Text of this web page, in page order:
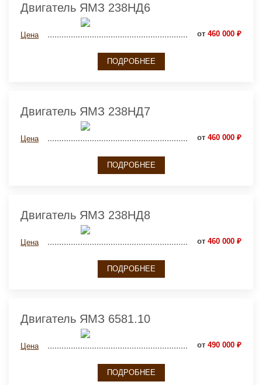
Двигатель ЯМЗ 238НД6
Цена от 460 000 ₽
ПОДРОБНЕЕ
Двигатель ЯМЗ 238НД7
Цена от 460 000 ₽
ПОДРОБНЕЕ
Двигатель ЯМЗ 238НД8
Цена от 460 000 ₽
ПОДРОБНЕЕ
Двигатель ЯМЗ 6581.10
Цена от 490 000 ₽
ПОДРОБНЕЕ